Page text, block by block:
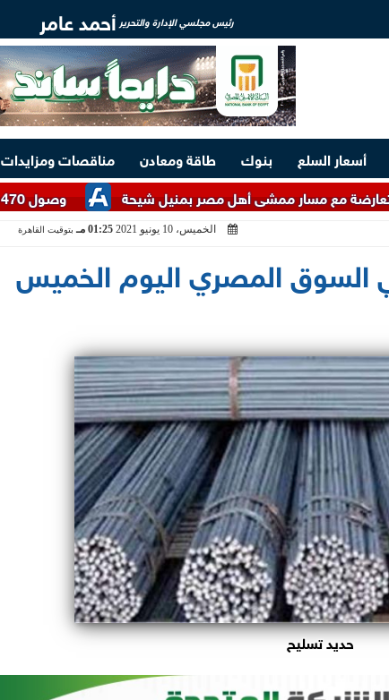
رئيس مجلسي الإدارة والتحرير أحمد عامر
أسعار السلع بنوك طاقة ومعادن مناقصات ومزايدات
وصول 1470 رأس عجول حية من جيبوتي إلى ميناء سفاجا
الخميس، 10 يونيو 2021 01:25 مـ بتوقيت القاهرة
السوق المصري اليوم الخميس
حديد تسليح